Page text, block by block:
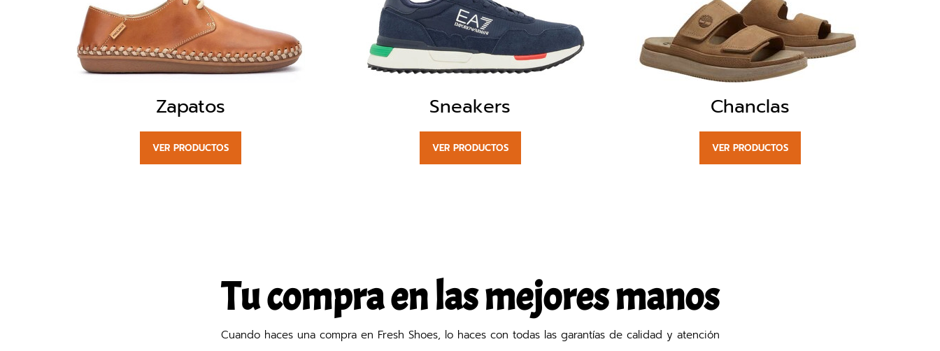
Zapatos
VER PRODUCTOS
Sneakers
VER PRODUCTOS
Chanclas
VER PRODUCTOS
Tu compra en las mejores manos
Cuando haces una compra en Fresh Shoes, lo haces con todas las garantías de calidad y atención